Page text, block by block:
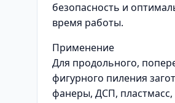
безопасность и
время работы.
Применение
Для продольного,
фигурного пиления
фанеры, ДСП, пластмасс,